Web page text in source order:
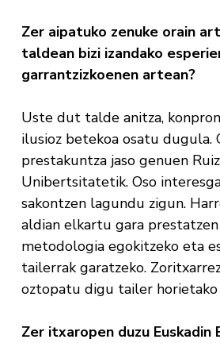
Zer aipatuko zenuke orain
taldean bizi izandako
garrantzizkoenen artean?
Uste dut talde anitza,
ilusioz betekoa osatu dugula.
prestakuntza jaso genuen
Unibertsitatetik. Oso
sakontzen lagundu zigun.
aldian elkartu gara
metodologia egokitzeko eta
tailerrak garatzeko.
oztopatu digu tailer horietako
Zer itxaropen duzu Euskadin